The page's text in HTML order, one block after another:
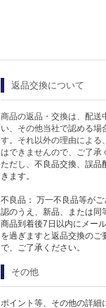
返品交換について
商品の返品・交換は、配送
い、その他当社で認める場
す。それ以外の理由による
はできませんので、ご了承
ただし、不良品交換、誤品
きます。
不良品： 万一不良品等が
認のうえ、新品、または同
商品到着後7日以内にメー
を過ぎますと返品交換のご
で、ご了承ください。
その他
ポイント等、その他の詳細